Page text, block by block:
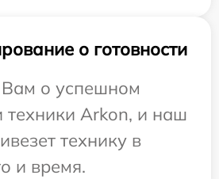
о готовности
о успешном
техники Arkon, и наш
технику в
и время.